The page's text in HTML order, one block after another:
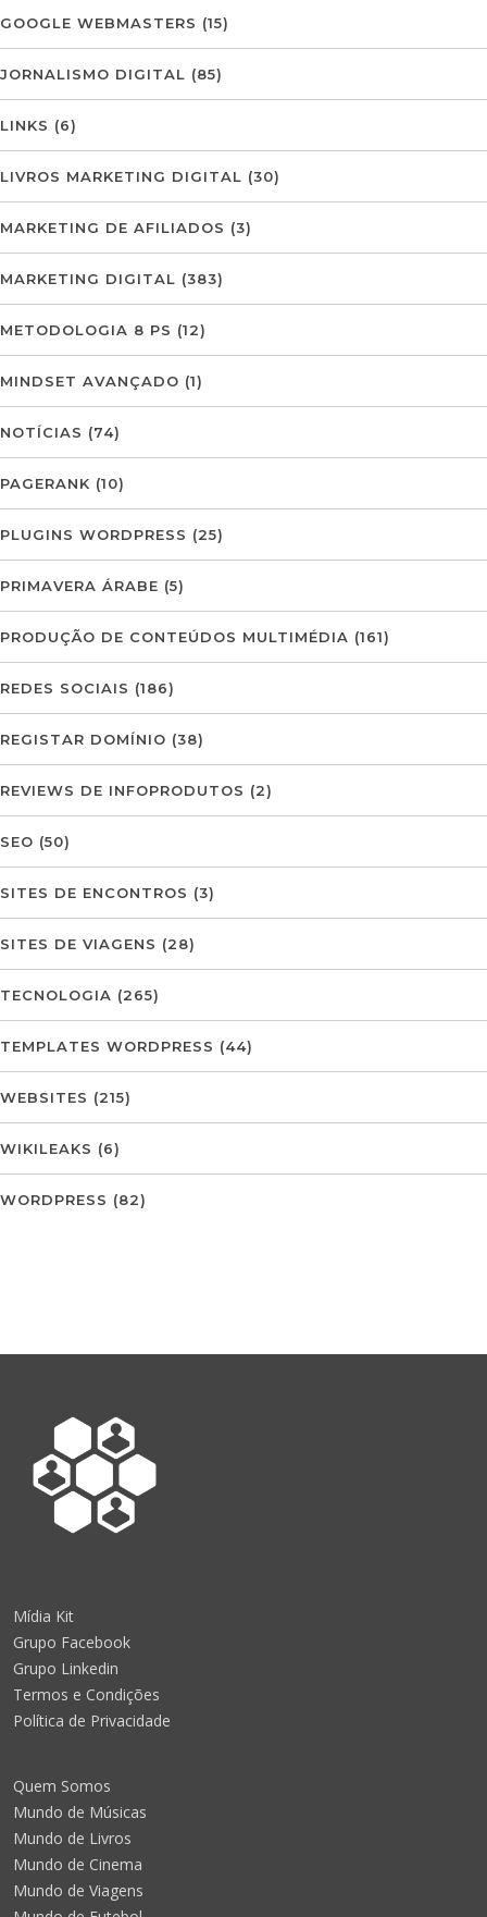
GOOGLE WEBMASTERS (15)
JORNALISMO DIGITAL (85)
LINKS (6)
LIVROS MARKETING DIGITAL (30)
MARKETING DE AFILIADOS (3)
MARKETING DIGITAL (383)
METODOLOGIA 8 PS (12)
MINDSET AVANÇADO (1)
NOTÍCIAS (74)
PAGERANK (10)
PLUGINS WORDPRESS (25)
PRIMAVERA ÁRABE (5)
PRODUÇÃO DE CONTEÚDOS MULTIMÉDIA (161)
REDES SOCIAIS (186)
REGISTAR DOMÍNIO (38)
REVIEWS DE INFOPRODUTOS (2)
SEO (50)
SITES DE ENCONTROS (3)
SITES DE VIAGENS (28)
TECNOLOGIA (265)
TEMPLATES WORDPRESS (44)
WEBSITES (215)
WIKILEAKS (6)
WORDPRESS (82)
Mídia Kit
Grupo Facebook
Grupo Linkedin
Termos e Condições
Política de Privacidade
Quem Somos
Mundo de Músicas
Mundo de Livros
Mundo de Cinema
Mundo de Viagens